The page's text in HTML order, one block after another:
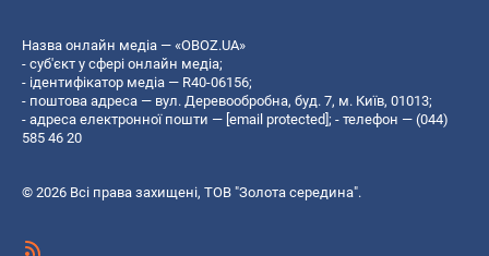
Назва онлайн медіа — «OBOZ.UA»
- суб'єкт у сфері онлайн медіа;
- ідентифікатор медіа — R40-06156;
- поштова адреса — вул. Деревообробна, буд. 7, м. Київ, 01013;
- адреса електронної пошти — [email protected]; - телефон — (044)
585 46 20
© 2026 Всі права захищені, ТОВ "Золота середина".